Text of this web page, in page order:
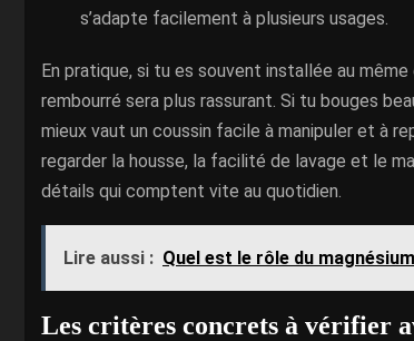
s’adapte facilement à plusieurs usages.
En pratique, si tu es souvent installée au
rembourré sera plus rassurant. Si tu bouges
mieux vaut un coussin facile à manipuler et à
regarder la housse, la facilité de lavage et le
détails qui comptent vite au quotidien.
Lire aussi : Quel est le rôle du
Les critères concrets à vérifier